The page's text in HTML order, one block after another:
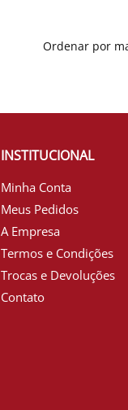
INSTITUCIONAL
Minha Conta
Meus Pedidos
A Empresa
Termos e Condições
Trocas e Devoluções
Contato